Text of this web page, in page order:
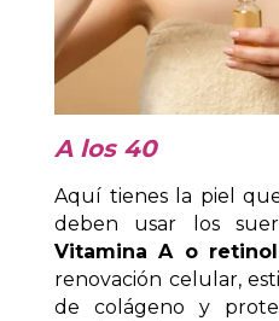
A los 40
Aquí tienes la piel
deben usar los
Vitamina A o retinol
renovación celular,
de colágeno y